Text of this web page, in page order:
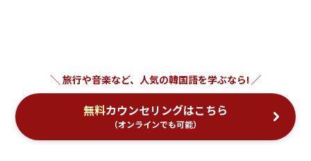
無料カウンセリングはこちら
（オンラインでも可能）